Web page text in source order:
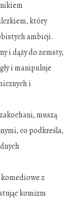
który
ambicji.
i dąży do zemsty,
i manipuluje
i
muszą
co podkreśla,
komediowe z
komizm